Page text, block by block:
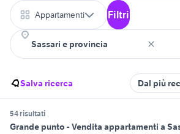
Appartamenti Filtri
Salva ricerca Dal più
54 risultati
Grande punto - Vendita appartamenti a